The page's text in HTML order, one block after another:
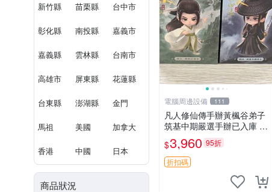
新竹縣 苗栗縣 台中市
彰化縣 南投縣 嘉義市
嘉義縣 雲林縣 台南市
高雄市 屏東縣 花蓮縣
台東縣 澎湖縣 金門
馬祖 美國 加拿大
香港 中國 日本
商品狀況
電腦周邊設備 111
凡人修仙傳手辦黃楓谷弟子
筑基中期嚴選手辦已入庫 黃
楓谷限定 黃楓谷手辦 凡人
修仙傳手辦 韓力 黃楓谷弟
子 筑基中期手辦 黃楓谷限
量版 手辦收藏 凡人修仙
$3,960 95折
折扣碼